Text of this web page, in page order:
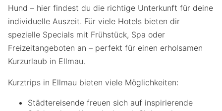
Hund – hier findest du die richtige Unterkunft für deine
individuelle Auszeit. Für viele Hotels bieten dir
spezielle Specials mit Frühstück, Spa oder
Freizeitangeboten an – perfekt für einen erholsamen
Kurzurlaub in Ellmau.
Kurztrips in Ellmau bieten viele Möglichkeiten:
Städtereisende freuen sich auf inspirierende